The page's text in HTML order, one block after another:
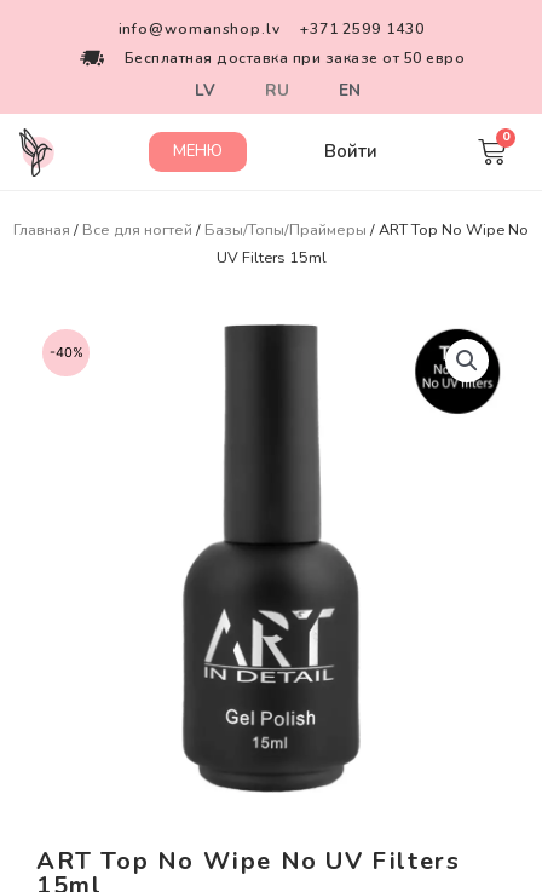
info@womanshop.lv
+371 2599 1430
Бесплатная доставка при заказе от 50 евро
LV RU EN
МЕНЮ Войти
Главная / Все для ногтей / Базы/Топы/Праймеры / ART Top No Wipe No
UV Filters 15ml
-40%
ART Top No Wipe No UV Filters